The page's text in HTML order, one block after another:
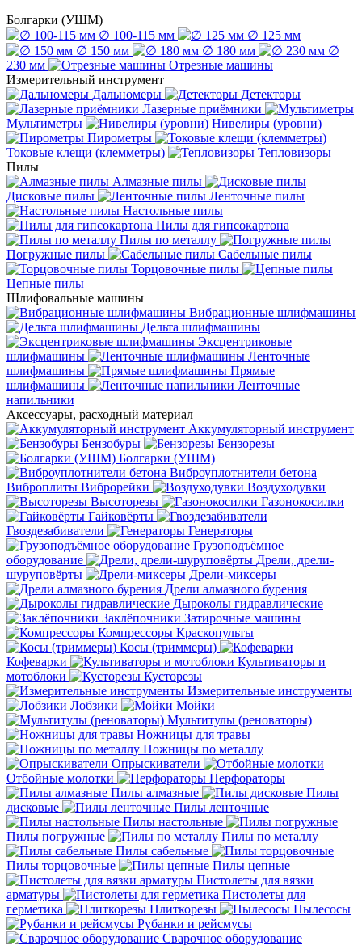
Болгарки (УШМ)
∅ 100-115 мм
∅ 125 мм
∅ 150 мм
∅ 180 мм
∅
230 мм
Отрезные машины
Измерительный инструмент
Дальномеры
Детекторы
Лазерные приёмники
Мультиметры
Нивелиры (уровни)
Пирометры
Токовые клещи (клемметры)
Тепловизоры
Пилы
Алмазные пилы
Дисковые пилы
Ленточные пилы
Настольные пилы
Пилы для гипсокартона
Пилы по металлу
Погружные пилы
Сабельные пилы
Торцовочные пилы
Цепные пилы
Шлифовальные машины
Вибрационные шлифмашины
Дельта шлифмашины
Эксцентриковые
шлифмашины
Ленточные
шлифмашины
Прямые
шлифмашины
Ленточные
напильники
Аксессуары, расходный материал
Аккумуляторный инструмент
Бензобуры
Бензорезы
Болгарки (УШМ)
Виброуплотнители бетона
Виброплиты Виброрейки
Воздуходувки
Высоторезы
Газонокосилки
Гайковёрты
Гвоздезабиватели
Генераторы
Грузоподъёмное
оборудование
Дрели, дрели-
шуруповёрты
Дрели-миксеры
Дрели алмазного бурения
Дыроколы гидравлические
Заклёпочники Затирочные машины
Компрессоры Краскопульты
Косы (триммеры)
Кофеварки
Культиваторы и
мотоблоки
Кусторезы
Измерительные инструменты
Лобзики
Мойки
Мультитулы (реноваторы)
Ножницы для травы
Ножницы по металлу
Опрыскиватели
Отбойные молотки
Перфораторы
Пилы алмазные
Пилы
дисковые
Пилы ленточные
Пилы настольные
Пилы погружные
Пилы по металлу
Пилы сабельные
Пилы торцовочные
Пилы цепные
Пистолеты для вязки
арматуры
Пистолеты для
герметика
Плиткорезы
Пылесосы
Рубанки и рейсмусы
Сварочное оборудование